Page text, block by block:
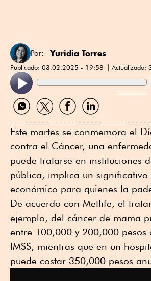
Por: Yuridia Torres
Publicado: 03.02.2025 - 19:58 Actualizado:
ReadSpeaker
Compartir
por
Compartir
por
Compartir
por
Compartir
por
Este martes se conmemora el
contra el Cáncer, una
puede tratarse en instituciones
pública, implica un significativo
económico para quienes la
De acuerdo con Metlife, el
ejemplo, del cáncer de mama
entre 100,000 y 200,000 pesos
IMSS, mientras que en un
puede costar 350,000 pesos